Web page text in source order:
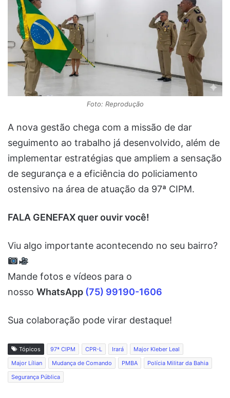
Foto: Reprodução
A nova gestão chega com a missão de dar
seguimento ao trabalho já desenvolvido, além de
implementar estratégias que ampliem a sensação
de segurança e a eficiência do policiamento
ostensivo na área de atuação da 97ª CIPM.
FALA GENEFAX quer ouvir você!
Viu algo importante acontecendo no seu bairro?
Mande fotos e vídeos para o
nosso WhatsApp (75) 99190-1606
Sua colaboração pode virar destaque!
Tópicos 97ª CIPM CPR-L Irará
Major Kleber Leal
Major Lílian
Mudança de Comando PMBA
Polícia Militar da Bahia
Segurança Pública